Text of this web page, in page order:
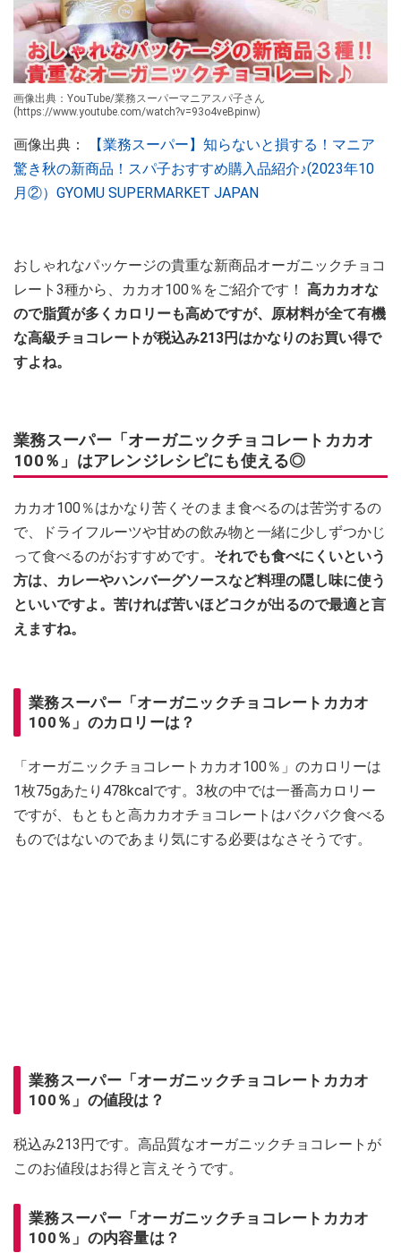
画像出典：YouTube/業務スーパーマニアスパ子さん
(https://www.youtube.com/watch?v=93o4veBpinw)
画像出典：
【業務スーパー】知らないと損する！マニア
驚き秋の新商品！スパ子おすすめ購入品紹介♪(2023年10
月②）GYOMU SUPERMARKET JAPAN
おしゃれなパッケージの貴重な新商品オーガニックチョコ
レート3種から、カカオ100％をご紹介です！ 高カカオな
ので脂質が多くカロリーも高めですが、原材料が全て有機
な高級チョコレートが税込み213円はかなりのお買い得で
すよね。
業務スーパー「オーガニックチョコレートカカオ
100％」はアレンジレシピにも使える◎
カカオ100％はかなり苦くそのまま食べるのは苦労するの
で、ドライフルーツや甘めの飲み物と一緒に少しずつかじ
って食べるのがおすすめです。 それでも食べにくいという
方は、カレーやハンバーグソースなど料理の隠し味に使う
といいですよ。苦ければ苦いほどコクが出るので最適と言
えますね。
業務スーパー「オーガニックチョコレートカカオ
100％」のカロリーは？
「オーガニックチョコレートカカオ100％」のカロリーは
1枚75gあたり478kcalです。3枚の中では一番高カロリー
ですが、もともと高カカオチョコレートはバクバク食べる
ものではないのであまり気にする必要はなさそうです。
業務スーパー「オーガニックチョコレートカカオ
100％」の値段は？
税込み213円です。高品質なオーガニックチョコレートが
このお値段はお得と言えそうです。
業務スーパー「オーガニックチョコレートカカオ
100％」の内容量は？